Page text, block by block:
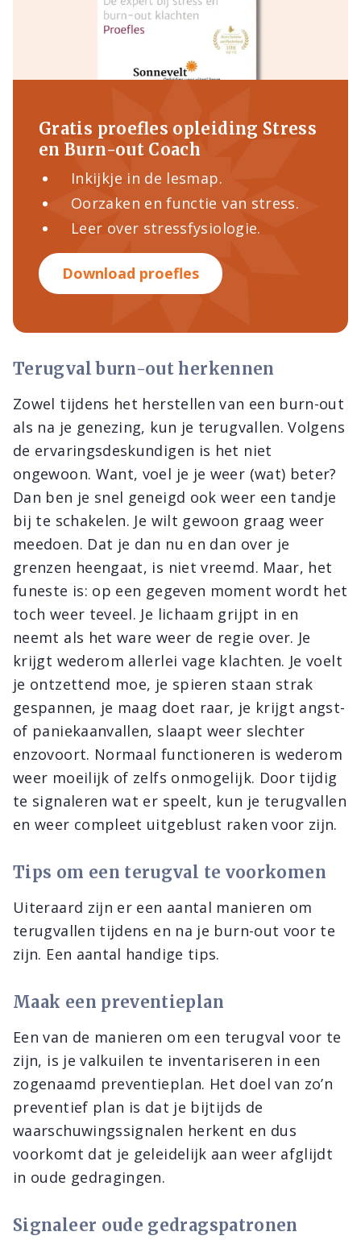
Gratis proefles opleiding Stress
en Burn-out Coach
Inkijkje in de lesmap.
Oorzaken en functie van stress.
Leer over stressfysiologie.
Download proefles
Terugval burn-out herkennen
Zowel tijdens het herstellen van een burn-out
als na je genezing, kun je terugvallen. Volgens
de ervaringsdeskundigen is het niet
ongewoon. Want, voel je je weer (wat) beter?
Dan ben je snel geneigd ook weer een tandje
bij te schakelen. Je wilt gewoon graag weer
meedoen. Dat je dan nu en dan over je
grenzen heengaat, is niet vreemd. Maar, het
funeste is: op een gegeven moment wordt het
toch weer teveel. Je lichaam grijpt in en
neemt als het ware weer de regie over. Je
krijgt wederom allerlei vage klachten. Je voelt
je ontzettend moe, je spieren staan strak
gespannen, je maag doet raar, je krijgt angst-
of paniekaanvallen, slaapt weer slechter
enzovoort. Normaal functioneren is wederom
weer moeilijk of zelfs onmogelijk. Door tijdig
te signaleren wat er speelt, kun je terugvallen
en weer compleet uitgeblust raken voor zijn.
Tips om een terugval te voorkomen
Uiteraard zijn er een aantal manieren om
terugvallen tijdens en na je burn-out voor te
zijn. Een aantal handige tips.
Maak een preventieplan
Een van de manieren om een terugval voor te
zijn, is je valkuilen te inventariseren in een
zogenaamd preventieplan. Het doel van zo’n
preventief plan is dat je bijtijds de
waarschuwingssignalen herkent en dus
voorkomt dat je geleidelijk aan weer afglijdt
in oude gedragingen.
Signaleer oude gedragspatronen